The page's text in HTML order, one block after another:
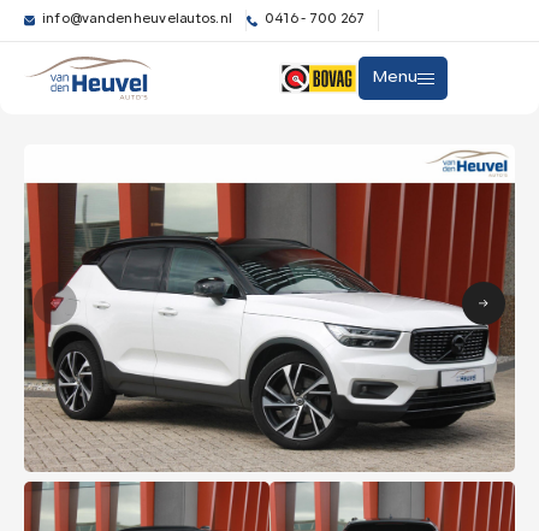
info@vandenheuvelautos.nl 0416 - 700 267
Menu
Diensten
Over ons
Verkocht
Contact